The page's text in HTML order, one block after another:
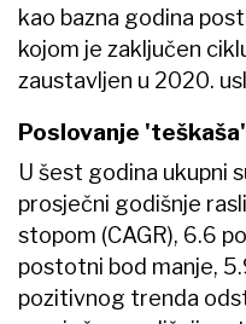
kao bazna godina
kojom je zaključen
zaustavljen u 2020.
Poslovanje 'teškaša'
U šest godina ukupni
prosječni godišnje
stopom (CAGR), 6.6
postotni bod manje,
pozitivnog trenda